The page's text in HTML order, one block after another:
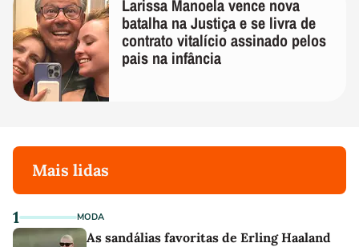
Larissa Manoela vence nova
batalha na Justiça e se livra de
contrato vitalício assinado pelos
pais na infância
Mais lidas
1 MODA
As sandálias favoritas de Erling Haaland